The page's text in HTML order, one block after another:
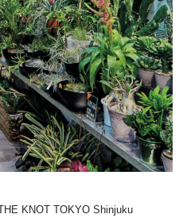
KNOT TOKYO Shinjuku